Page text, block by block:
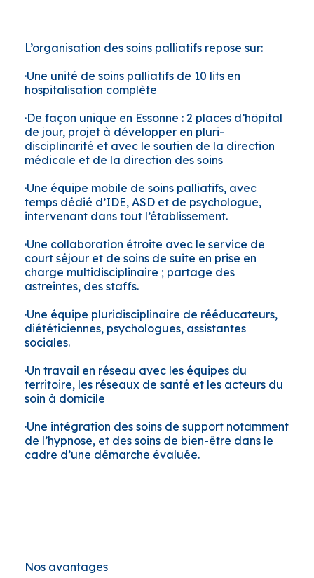
L’organisation des soins palliatifs repose sur:
·Une unité de soins palliatifs de 10 lits en
hospitalisation complète
·De façon unique en Essonne : 2 places d’hôpital
de jour, projet à développer en pluri-
disciplinarité et avec le soutien de la direction
médicale et de la direction des soins
·Une équipe mobile de soins palliatifs, avec
temps dédié d’IDE, ASD et de psychologue,
intervenant dans tout l’établissement.
·Une collaboration étroite avec le service de
court séjour et de soins de suite en prise en
charge multidisciplinaire ; partage des
astreintes, des staffs.
·Une équipe pluridisciplinaire de rééducateurs,
diététiciennes, psychologues, assistantes
sociales.
·Un travail en réseau avec les équipes du
territoire, les réseaux de santé et les acteurs du
soin à domicile
·Une intégration des soins de support notamment
de l’hypnose, et des soins de bien-être dans le
cadre d’une démarche évaluée.
Nos avantages